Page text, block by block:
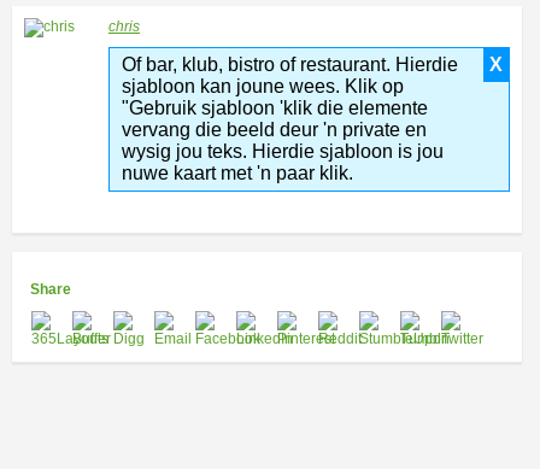
chris
X
Of bar, klub, bistro of restaurant. Hierdie
sjabloon kan joune wees. Klik op
"Gebruik sjabloon 'klik die elemente
vervang die beeld deur 'n private en
wysig jou teks. Hierdie sjabloon is jou
nuwe kaart met 'n paar klik.
Share